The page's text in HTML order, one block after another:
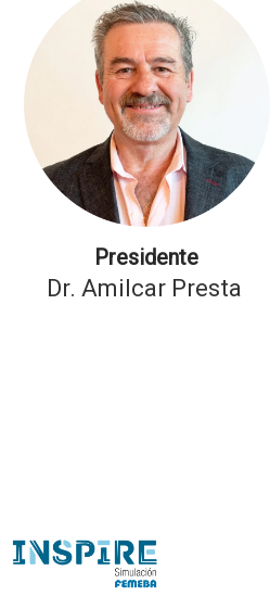
Presidente
Dr. Amilcar Presta